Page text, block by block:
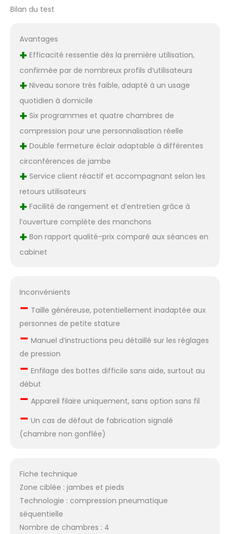
Bilan du test
Avantages
+ Efficacité ressentie dès la première utilisation,
confirmée par de nombreux profils d’utilisateurs
+ Niveau sonore très faible, adapté à un usage
quotidien à domicile
+ Six programmes et quatre chambres de
compression pour une personnalisation réelle
+ Double fermeture éclair adaptable à différentes
circonférences de jambe
+ Service client réactif et accompagnant selon les
retours utilisateurs
+ Facilité de rangement et d’entretien grâce à
l’ouverture complète des manchons
+ Bon rapport qualité-prix comparé aux séances en
cabinet
Inconvénients
– Taille généreuse, potentiellement inadaptée aux
personnes de petite stature
– Manuel d’instructions peu détaillé sur les réglages
de pression
– Enfilage des bottes difficile sans aide, surtout au
début
– Appareil filaire uniquement, sans option sans fil
– Un cas de défaut de fabrication signalé
(chambre non gonflée)
Fiche technique
Zone ciblée : jambes et pieds
Technologie : compression pneumatique
séquentielle
Nombre de chambres : 4